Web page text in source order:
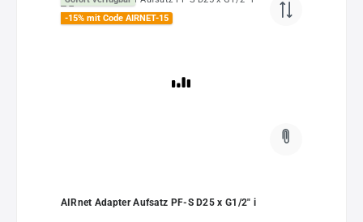
-15% mit Code AIRNET-15
AIRnet Adapter Aufsatz PF-S D25 x G1/2" i